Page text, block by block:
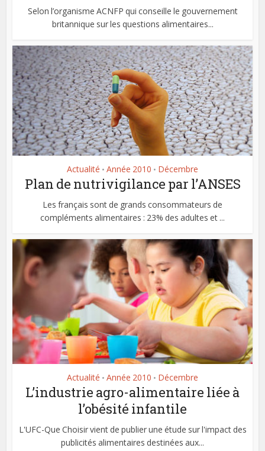
Selon l’organisme ACNFP qui conseille le gouvernement
britannique sur les questions alimentaires...
Actualité • Année 2010 • Décembre
Plan de nutrivigilance par l’ANSES
Les français sont de grands consommateurs de
compléments alimentaires : 23% des adultes et ...
Actualité • Année 2010 • Décembre
L’industrie agro-alimentaire liée à
l’obésité infantile
L'UFC-Que Choisir vient de publier une étude sur l'impact des
publicités alimentaires destinées aux...